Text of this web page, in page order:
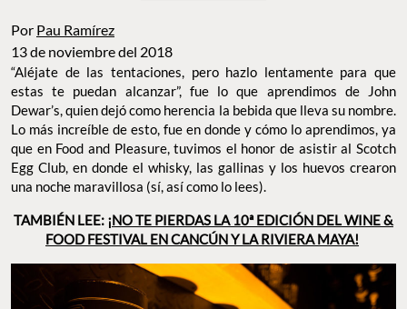
Por Pau Ramírez
13 de noviembre del 2018
“Aléjate de las tentaciones, pero hazlo lentamente para que
estas te puedan alcanzar”, fue lo que aprendimos de John
Dewar’s, quien dejó como herencia la bebida que lleva su nombre.
Lo más increíble de esto, fue en donde y cómo lo aprendimos, ya
que en Food and Pleasure, tuvimos el honor de asistir al Scotch
Egg Club, en donde el whisky, las gallinas y los huevos crearon
una noche maravillosa (sí, así como lo lees).
TAMBIÉN LEE: ¡NO TE PIERDAS LA 10ª EDICIÓN DEL WINE &
FOOD FESTIVAL EN CANCÚN Y LA RIVIERA MAYA!